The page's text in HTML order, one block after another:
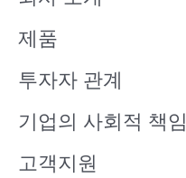
제품
투자자 관계
기업의 사회적 책임
고객지원